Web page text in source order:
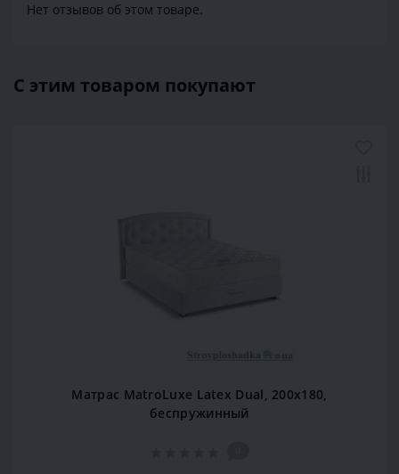
Нет отзывов об этом товаре.
С этим товаром покупают
Матрас MatroLuxe Latex Dual, 200x180,
беспружинный